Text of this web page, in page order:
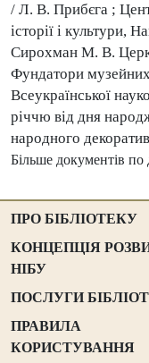
/ Л. В. Прибєга ;
історії і культури,
Сирохман М. В.
Фундатори музейних
Всеукраїнської
річчю від дня
народного
Більше документів
ПРО БІБЛІОТЕКУ
КОНЦЕПЦІЯ
НІБУ
ПОСЛУГИ
ПРАВИЛА
КОРИСТУВАННЯ